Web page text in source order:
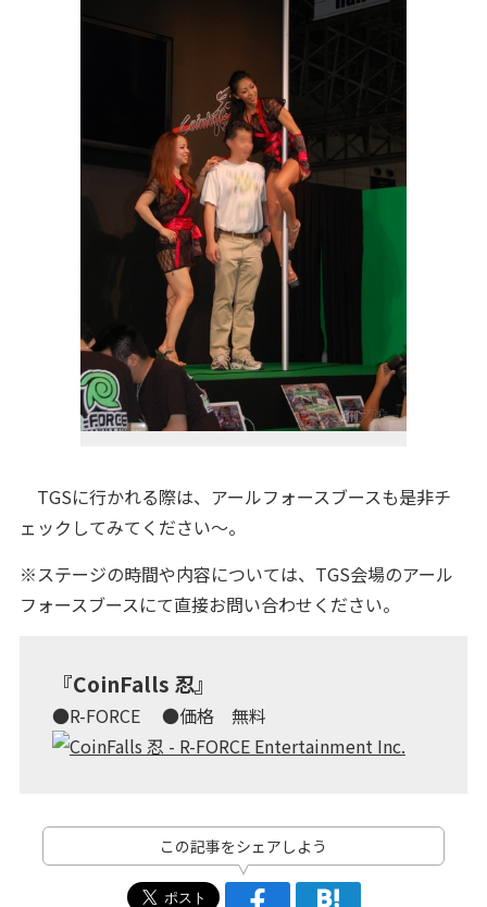
TGSに行かれる際は、アールフォースブースも是非チ
ェックしてみてください～。
※ステージの時間や内容については、TGS会場のアール
フォースブースにて直接お問い合わせください。
『CoinFalls 忍』
●R-FORCE ●価格 無料
この記事をシェアしよう